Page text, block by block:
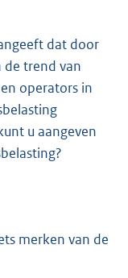
dat door
de trend van
operators in
u aangeven
merken van de